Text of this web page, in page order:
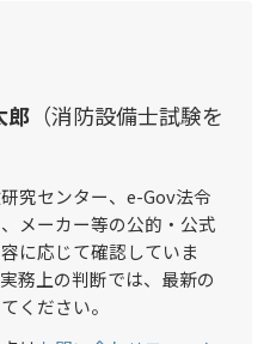
郎 （消防設備士試験を
究センター、e-Gov法令
メーカー等の公的・公式
に応じて確認していま
務上の判断では、最新の
ください。